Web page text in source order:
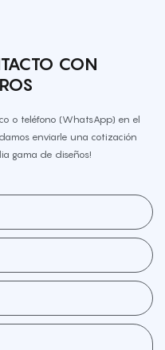
CON
o teléfono (WhatsApp) en el
enviarle una cotización
gama de diseños!